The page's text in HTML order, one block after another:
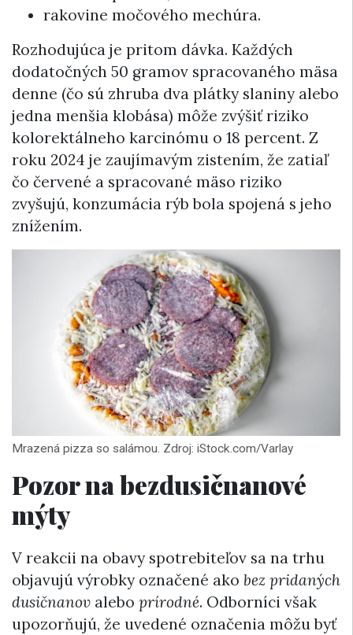
rakovine močového mechúra.
Rozhodujúca je pritom dávka. Každých
dodatočných 50 gramov spracovaného mäsa
denne (čo sú zhruba dva plátky slaniny alebo
jedna menšia klobása) môže zvýšiť riziko
kolorektálneho karcinómu o 18 percent. Z
roku 2024 je zaujímavým zistením, že zatiaľ
čo červené a spracované mäso riziko
zvyšujú, konzumácia rýb bola spojená s jeho
znížením.
Mrazená pizza so salámou. Zdroj: iStock.com/Varlay
Pozor na bezdusičnanové
mýty
V reakcii na obavy spotrebiteľov sa na trhu
objavujú výrobky označené ako bez pridaných
dusičnanov alebo prírodné. Odborníci však
upozorňujú, že uvedené označenia môžu byť